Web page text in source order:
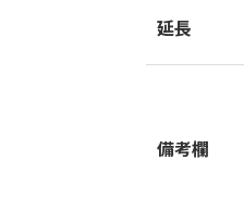
延長
備考欄